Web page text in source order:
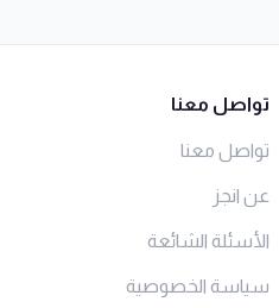
تواصل معنا
تواصل معنا
عن انجز
الأسئلة الشائعة
سياسة الخصوصية